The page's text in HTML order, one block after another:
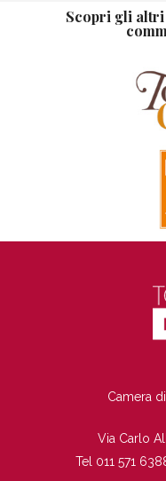
Scopri gli
Camera
Via Carlo
Tel 011 571